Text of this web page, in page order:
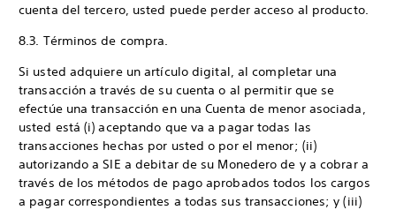
cuenta del tercero, usted puede perder acceso al producto.
8.3. Términos de compra.
Si usted adquiere un artículo digital, al completar una
transacción a través de su cuenta o al permitir que se
efectúe una transacción en una Cuenta de menor asociada,
usted está (i) aceptando que va a pagar todas las
transacciones hechas por usted o por el menor; (ii)
autorizando a SIE a debitar de su Monedero de y a cobrar a
través de los métodos de pago aprobados todos los cargos
a pagar correspondientes a todas sus transacciones; y (iii)